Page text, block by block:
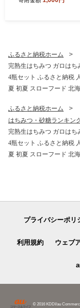
ツ 北海道銘菓 北海道
ふるさと納税ホーム
完熟生はちみつ ガロはち
4瓶セット ふるさと納税
夏 初夏 スローフード 北
ふるさと納税ホーム
はちみつ・砂糖ランキン
完熟生はちみつ ガロはち
4瓶セット ふるさと納税
夏 初夏 スローフード 北
プライバシーポリ
利用規約 ウェブ
© 2016 KDDI/au